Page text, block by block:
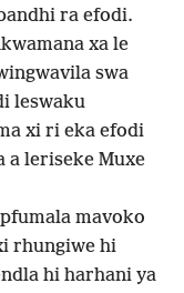
ra efodi.
xa le
swa
leswaku
xi ri eka efodi
a leriseke Muxe
mavoko
rhungiwe hi
hi harhani ya